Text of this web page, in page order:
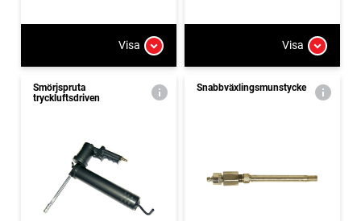
Visa Visa
Smörjspruta
tryckluftsdriven
Snabbväxlingsmunstycke